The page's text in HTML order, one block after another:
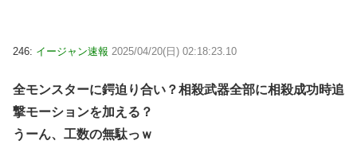
246: イージャン速報 2025/04/20(日) 02:18:23.10
全モンスターに鍔迫り合い？相殺武器全部に相殺成功時追
撃モーションを加える？
うーん、工数の無駄っｗ